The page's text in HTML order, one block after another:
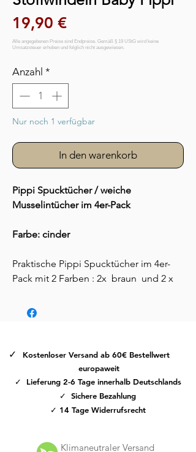
19,90 €Preis
Anzahl *
Nur noch 1 verfügbar
In den warenkorb
Pippi Spucktücher / weiche
Musselintücher im 4er-Pack
Farbe: cinder
Praktische Pippi Spucktücher im 4er-
Pack mit 2 Farben : 2x braun und 2 x
Diese hochwertigen Pippi Spucktücher
gehalten, überzeugen sie durch ihr
zeitloses Design und ihre vielseitige
Verwendbarkeit – ob als Spucktuch,
leichte Decke oder Wickelunterlage.
Die quadratischen Mullwindel Tücher
Baumwolle und bieten eine besonders
✓
Kostenloser Versand ab 60€ Bestellwert
europaweit
✓ Lieferung 2-6 Tage innerhalb Deutschlands
✓ Sichere Bezahlung
✓ 14 Tage Widerrufsrecht
Klimaneutraler Versand